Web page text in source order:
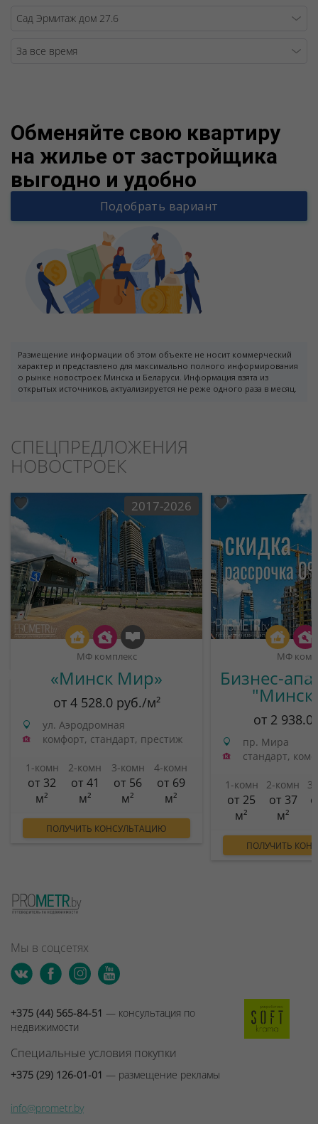
Обменяйте свою квартиру
на жилье от застройщика
выгодно и удобно
Подобрать вариант
Размещение информации об этом объекте не носит коммерческий
характер и представлено для максимально полного информирования
о рынке новостроек Минска и Беларуси. Информация взята из
открытых источников, актуализируется не реже одного раза в месяц.
СПЕЦПРЕДЛОЖЕНИЯ
НОВОСТРОЕК
2017-2026
МФ комплекс
«Минск Мир»
от 4 528.0 руб./м²
ул. Аэродромная
комфорт, стандарт, престиж
1-комн
от 32
м²
2-комн
от 41
м²
3-комн
от 56
м²
4-комн
от 69
м²
ПОЛУЧИТЬ КОНСУЛЬТАЦИЮ
МФ
Бизнес-
от 2
пр. Мира
стандарт,
1-комн
от 25
м²
2-комн
от 37
м²
ПОЛУЧИТЬ
Мы в соцсетях
+375 (44) 565-84-51 — консультация по
недвижимости
Специальные условия покупки
+375 (29) 126-01-01 — размещение рекламы
info@prometr.by